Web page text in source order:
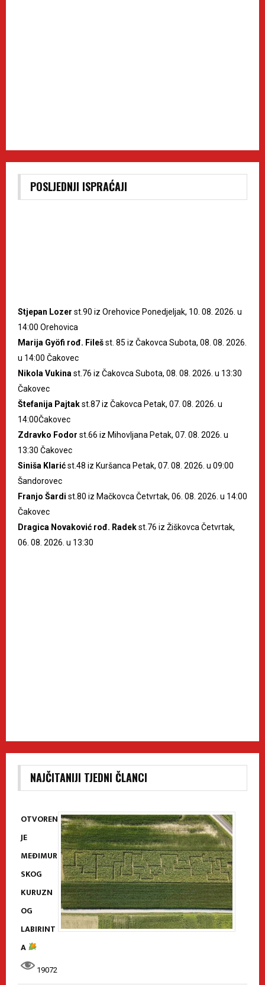
POSLJEDNJI ISPRAĆAJI
Stjepan Lozer st.90 iz Orehovice Ponedjeljak, 10. 08. 2026. u
14:00 Orehovica
Marija Gyöfi rođ. Filešst. 85 iz Čakovca Subota, 08. 08. 2026.
u 14:00 Čakovec
Nikola Vukina st.76 iz Čakovca Subota, 08. 08. 2026. u 13:30
Čakovec
Štefanija Pajtakst.87 iz Čakovca Petak, 07. 08. 2026. u
14:00Čakovec
Zdravko Fodor st.66 iz Mihovljana Petak, 07. 08. 2026. u
13:30 Čakovec
Siniša Klarićst.48 iz Kuršanca Petak, 07. 08. 2026. u 09:00
Šandorovec
Franjo Šardi st.80 iz Mačkovca Četvrtak, 06. 08. 2026. u 14:00
Čakovec
Dragica Novaković rođ. Radekst.76 iz Žiškovca Četvrtak,
06. 08. 2026. u 13:30
NAJČITANIJI TJEDNI ČLANCI
OTVOREN
JE
MEĐIMUR
SKOG
KURUZN
OG
LABIRINT
A
19072